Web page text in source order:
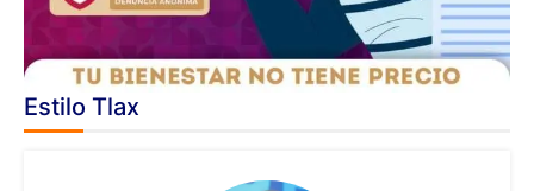
Estilo Tlax